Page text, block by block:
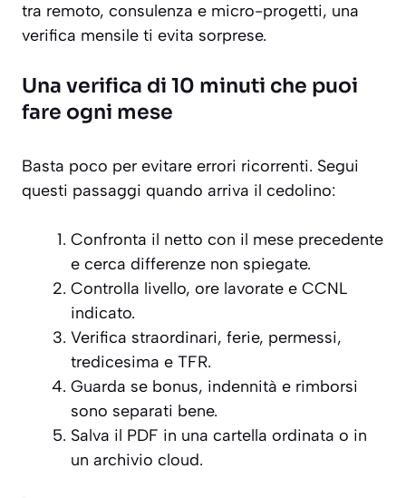
tra remoto, consulenza e micro-progetti, una
verifica mensile ti evita sorprese.
Una verifica di 10 minuti che puoi
fare ogni mese
Basta poco per evitare errori ricorrenti. Segui
questi passaggi quando arriva il cedolino:
Confronta il netto con il mese precedente
e cerca differenze non spiegate.
Controlla livello, ore lavorate e CCNL
indicato.
Verifica straordinari, ferie, permessi,
tredicesima e TFR.
Guarda se bonus, indennità e rimborsi
sono separati bene.
Salva il PDF in una cartella ordinata o in
un archivio cloud.